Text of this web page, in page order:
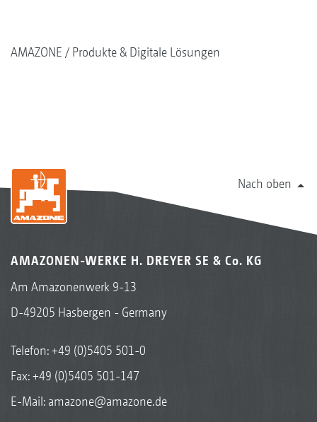
AMAZONE Produkte & Digitale Lösungen
Nach oben
AMAZONEN-WERKE H. DREYER SE & Co. KG
Am Amazonenwerk 9-13
D-49205 Hasbergen - Germany
Telefon:+49 (0)5405 501-0
Fax: +49 (0)5405 501-147
E-Mail: amazone@amazone.de